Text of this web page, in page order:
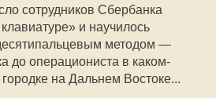
сотрудников Сбербанка
и научилось
методом —
до операциониста в каком-
на Дальнем Востоке...